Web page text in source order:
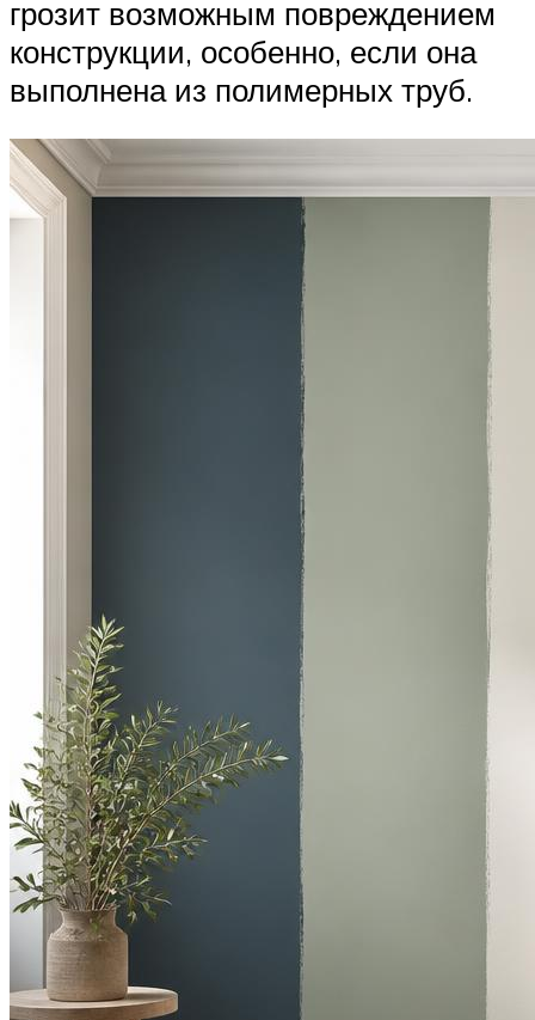
грозит возможным повреждением
конструкции, особенно, если она
выполнена из полимерных труб.